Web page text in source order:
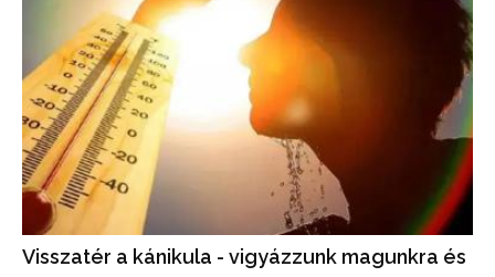
Visszatér a kánikula - vigyázzunk magunkra és